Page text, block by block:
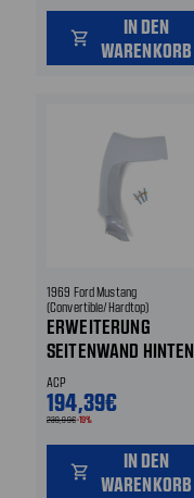
shopping_cart
IN DEN
WARENKORB
1969 Ford Mustang
(Convertible/Hardtop)
ERWEITERUNG
SEITENWAND HINTEN
HINTEN LINKS
ACP
194,39€
239,99€-19%
shopping_cart
IN DEN
WARENKORB